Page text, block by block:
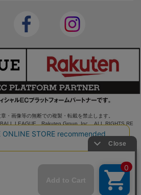
・画像等の無断での複製・転載を禁止します。
LEAGUE Rakuten Group, Inc. ALL RIGHTS RE
SERVED.